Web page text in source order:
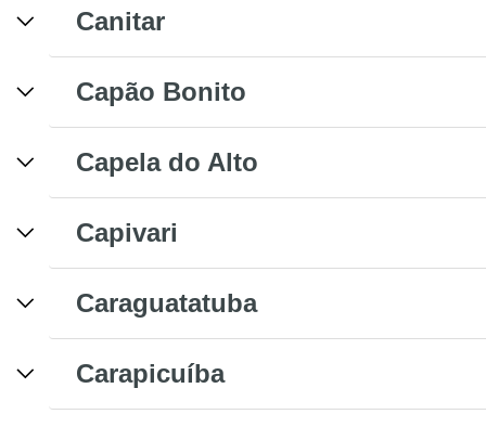
Canitar
Capão Bonito
Capela do Alto
Capivari
Caraguatatuba
Carapicuíba